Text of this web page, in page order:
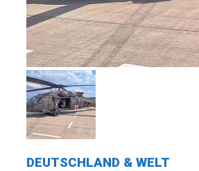
DEUTSCHLAND & WELT